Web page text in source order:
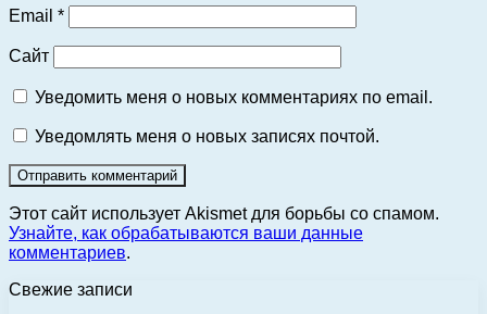
Email *
Сайт
Уведомить меня о новых комментариях по email.
Уведомлять меня о новых записях почтой.
Этот сайт использует Akismet для борьбы со спамом.
Узнайте, как обрабатываются ваши данные
комментариев.
Свежие записи